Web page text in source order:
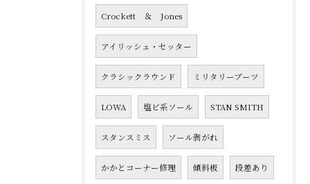
Crockett ＆ Jones
アイリッシュ・セッター
クラシックラウンド ミリタリーブーツ
LOWA 塩ビ系ソール STAN SMITH
スタンスミス ソール剥がれ
かかとコーナー修理 傾斜板 段差あり